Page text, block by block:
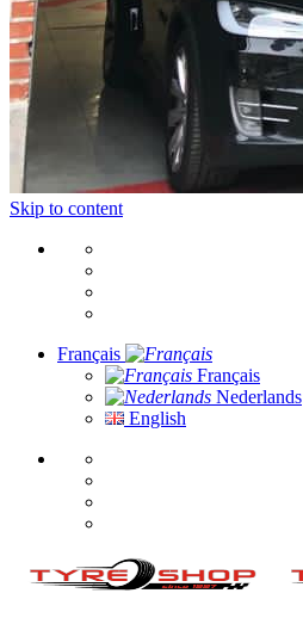
Skip to content
Français
Français
Nederlands
English